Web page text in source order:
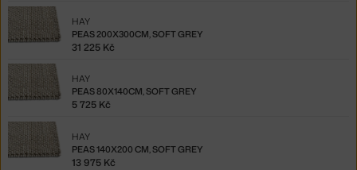
PEAS 200X300CM, SOFT GREY
HAY
31 225 Kč
PEAS 80X140CM, SOFT GREY
HAY
5 725 Kč
PEAS 140X200 CM, SOFT GREY
HAY
13 975 Kč